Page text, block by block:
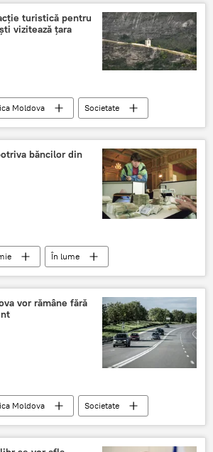
recesiune
turistică pentru
vizitează țara
Moldova
Societate
atracție
băncilor din
În lume
BNR
decizie
vor rămâne fără
Moldova
Societate
defrisari